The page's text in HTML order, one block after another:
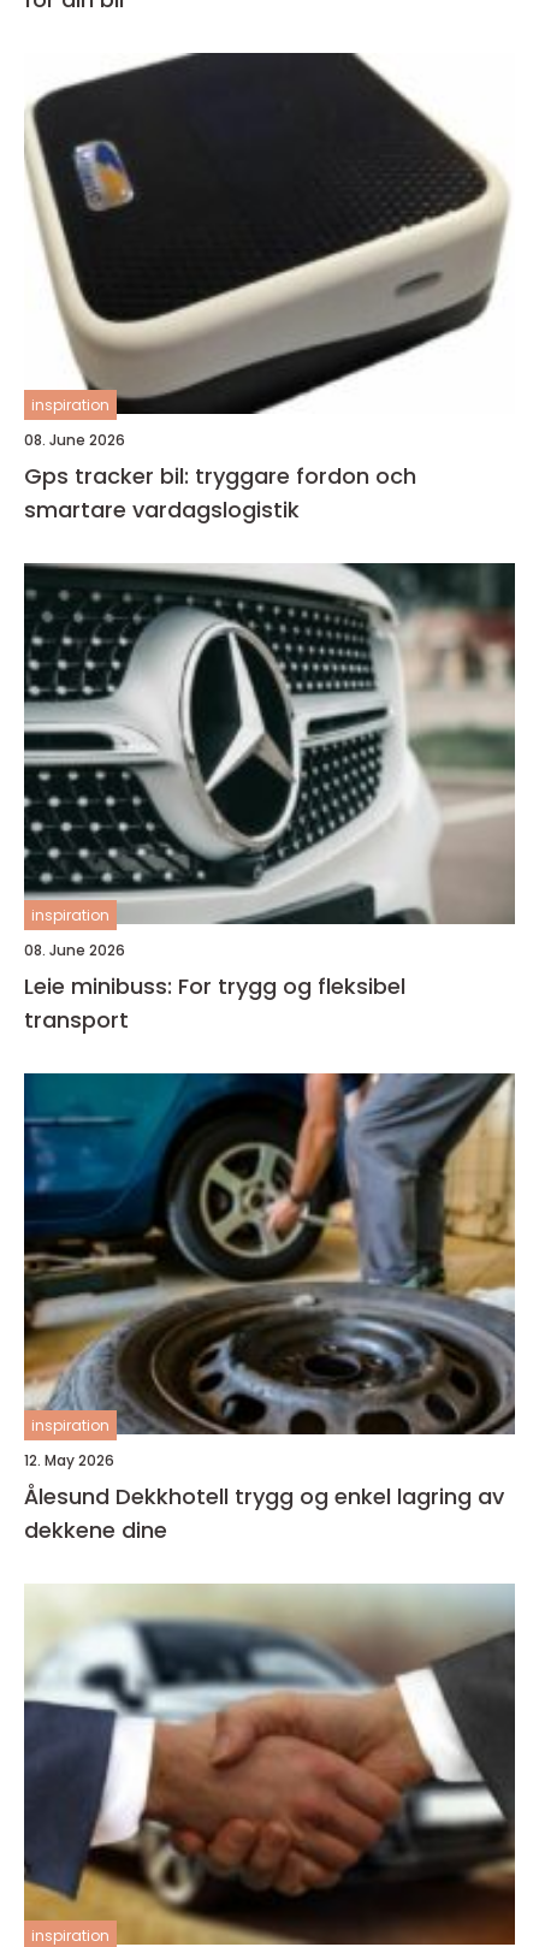
inspiration
08. June 2026
Gps tracker bil: tryggare fordon och
smartare vardagslogistik
inspiration
08. June 2026
Leie minibuss: For trygg og fleksibel
transport
inspiration
12. May 2026
Ålesund Dekkhotell trygg og enkel lagring av
dekkene dine
inspiration